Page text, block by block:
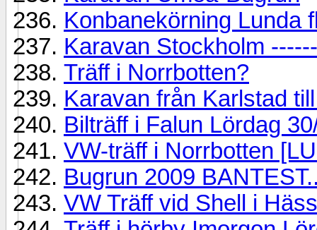
Konbanekörning Lunda
Karavan Stockholm
Träff i Norrbotten?
Karavan från Karlstad
Bilträff i Falun Lördag
VW-träff i Norrbotten
Bugrun 2009
VW Träff vid Shell i